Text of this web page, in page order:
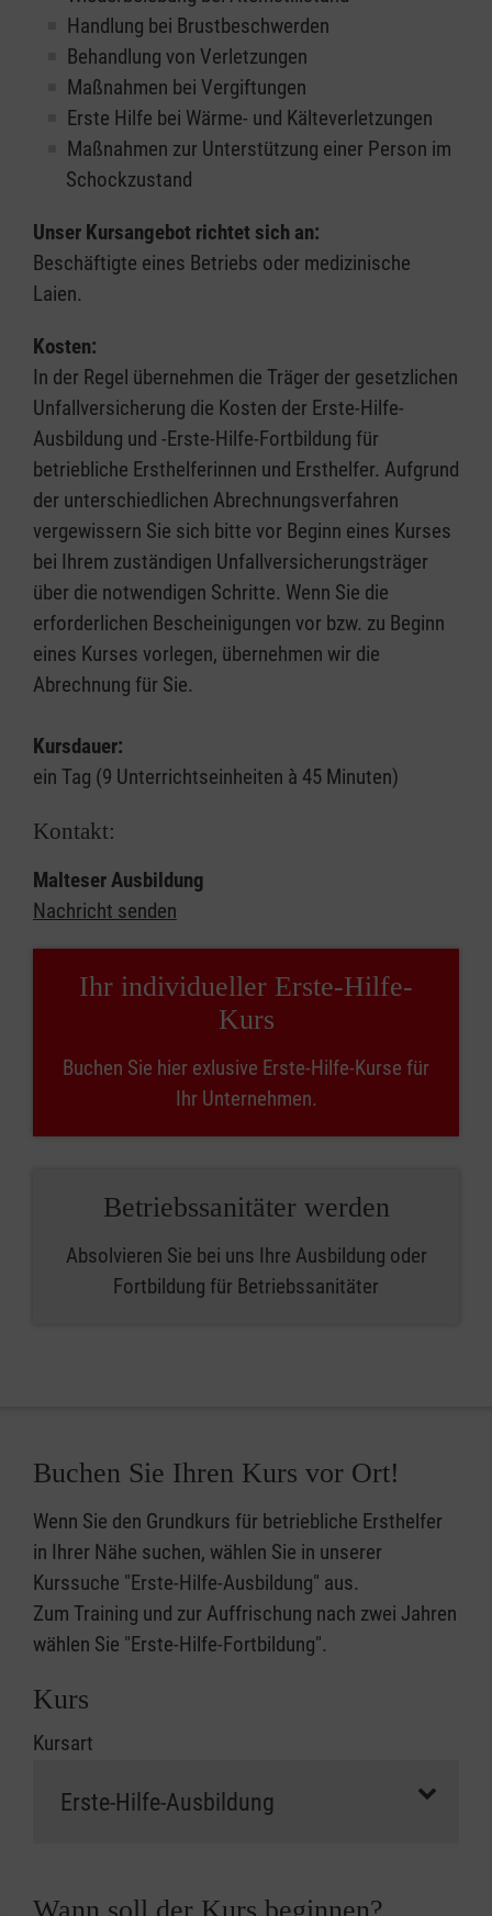
Handlung bei Brustbeschwerden
Behandlung von Verletzungen
Maßnahmen bei Vergiftungen
Erste Hilfe bei Wärme- und Kälteverletzungen
Maßnahmen zur Unterstützung einer Person im
Schockzustand
Unser Kursangebot richtet sich an:
Beschäftigte eines Betriebs oder medizinische
Laien.
Kosten:
In der Regel übernehmen die Träger der gesetzlichen
Unfallversicherung die Kosten der Erste-Hilfe-
Ausbildung und -Erste-Hilfe-Fortbildung für
betriebliche Ersthelferinnen und Ersthelfer. Aufgrund
der unterschiedlichen Abrechnungsverfahren
vergewissern Sie sich bitte vor Beginn eines Kurses
bei Ihrem zuständigen Unfallversicherungsträger
über die notwendigen Schritte. Wenn Sie die
erforderlichen Bescheinigungen vor bzw. zu Beginn
eines Kurses vorlegen, übernehmen wir die
Abrechnung für Sie.
Kursdauer:
ein Tag (9 Unterrichtseinheiten à 45 Minuten)
Kontakt:
Malteser Ausbildung
Nachricht senden
Ihr individueller Erste-Hilfe-
Kurs
Buchen Sie hier exlusive Erste-Hilfe-Kurse für
Ihr Unternehmen.
Betriebssanitäter werden
Absolvieren Sie bei uns Ihre Ausbildung oder
Fortbildung für Betriebssanitäter
Buchen Sie Ihren Kurs vor Ort!
Wenn Sie den Grundkurs für betriebliche Ersthelfer
in Ihrer Nähe suchen, wählen Sie in unserer
Kurssuche "Erste-Hilfe-Ausbildung" aus.
Zum Training und zur Auffrischung nach zwei Jahren
wählen Sie "Erste-Hilfe-Fortbildung".
Kurs
Kursart